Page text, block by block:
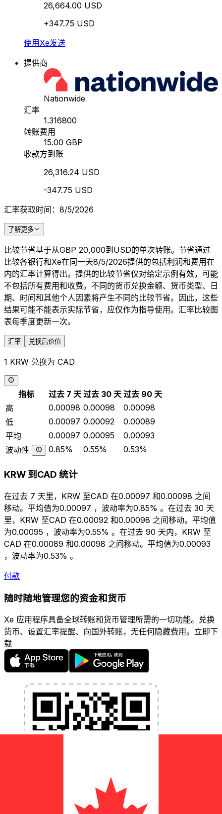
26,664.00 USD
+347.75 USD
使用Xe发送
提供商
Nationwide
汇率
1.316800
转账费用
15.00 GBP
收款方到账
26,316.24 USD
-347.75 USD
汇率获取时间：8/5/2026
了解更多
比较节省基于从GBP 20,000到USD的单次转账。节省通过
比较各银行和Xe在同一天8/5/2026提供的包括利润和费用在
内的汇率计算得出。提供的比较节省仅对给定示例有效，可能
不包括所有费用和收费。不同的货币兑换金额、货币类型、日
期、时间和其他个人因素将产生不同的比较节省。因此，这些
结果可能不能表示实际节省，应仅作为指导使用。汇率比较图
表每季度更新一次。
汇率 兑换后价值
1 KRW 兑换为 CAD
指标 过去 7 天 过去 30 天 过去 90 天
高
0.00098 0.00098
0.00098
低
0.00097 0.00092
0.00089
平均
0.00097 0.00095
0.00093
波动性
0.85% 0.55% 0.53%
KRW 到CAD 统计
在过去 7 天里，KRW 至CAD 在0.00097 和0.00098 之间
移动。平均值为0.00097 ，波动率为0.85% 。在过去 30 天
里，KRW 至CAD 在0.00092 和0.00098 之间移动。平均值
为0.00095 ，波动率为0.55% 。在过去 90 天内，KRW 至
CAD 在0.00089 和0.00098 之间移动。平均值为0.00093
，波动率为0.53% 。
付款
随时随地管理您的资金和货币
Xe 应用程序具备全球转账和货币管理所需的一切功能。兑换
货币、设置汇率提醒、向国外转账，无任何隐藏费用。立即下
载